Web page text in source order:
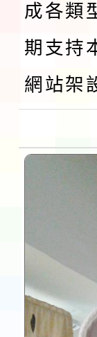
鎮
速
「
本
第3
告(
檢
賽
本
程
「
展
請
成各類
期支持
網站架